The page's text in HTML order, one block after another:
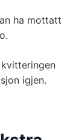
ha mottatt
igjen.